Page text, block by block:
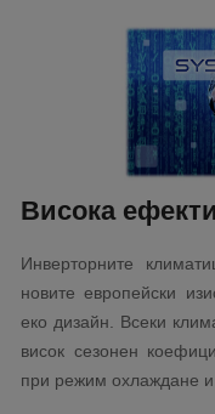
Висока
Инверторните
новите европейски
еко дизайн. Всеки
висок сезонен
при режим охлаждане и